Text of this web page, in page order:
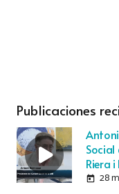
Publicaciones
Social
Riera
today 28